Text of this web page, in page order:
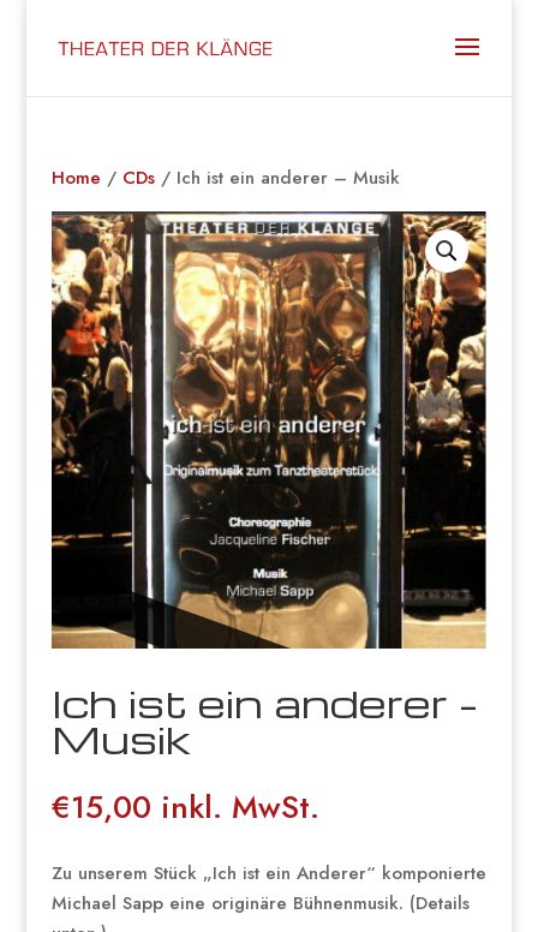
Home / CDs/ Ich ist ein anderer – Musik
Ich ist ein anderer –
Musik
€15,00 inkl. MwSt.
Zu unserem Stück „Ich ist ein Anderer“ komponierte
Michael Sapp eine originäre Bühnenmusik. (Details